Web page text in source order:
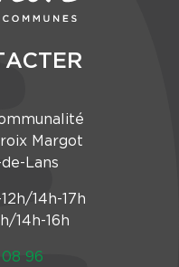
Margot
Lans
14h-17h
14h-16h
96